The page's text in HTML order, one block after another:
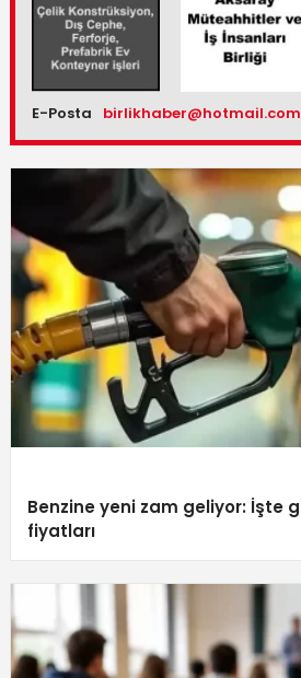
E-Posta birlikhaber@hotmail.com
Benzine yeni zam geliyor: İşte
fiyatları